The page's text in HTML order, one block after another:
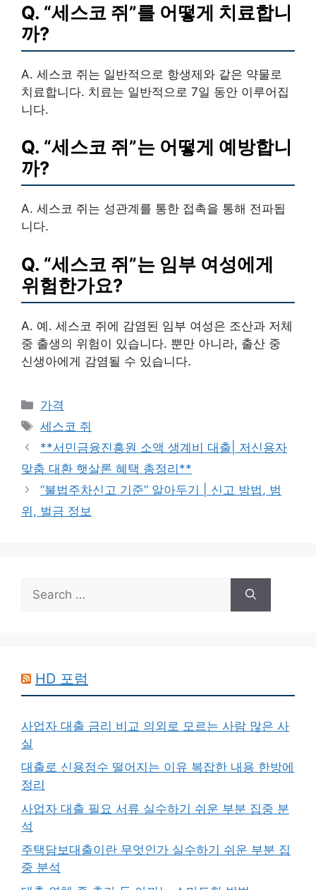
Q. “세스코 쥐”를 어떻게 치료합니
까?
A. 세스코 쥐는 일반적으로 항생제와 같은 약물로
치료합니다. 치료는 일반적으로 7일 동안 이루어집
니다.
Q. “세스코 쥐”는 어떻게 예방합니
까?
A. 세스코 쥐 는 성관계를 통한 접촉을 통해 전파됩
니다.
Q. “세스코 쥐”는 임부 여성에게
위험한가요?
A. 예. 세스코 쥐에 감염된 임부 여성은 조산과 저체
중 출생의 위험이 있습니다. 뿐만 아니라, 출산 중
신생아에게 감염될 수 있습니다.
Categories
가격
Tags
세스코 쥐
**서민금융진흥원 소액 생계비 대출| 저신용자
맞춤 대환 햇살론 혜택 총정리**
“불법주차신고 기준” 알아두기 | 신고 방법, 범
위, 벌금 정보
for:
HD 포럼
사업자 대출 금리 비교 의외로 모르는 사람 많은 사
실
대출로 신용점수 떨어지는 이유 복잡한 내용 한방에
정리
사업자 대출 필요 서류 실수하기 쉬운 부분 집중 분
석
주택담보대출이란 무엇인가 실수하기 쉬운 부분 집
중 분석